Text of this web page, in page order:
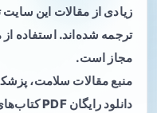
زیادی از مقالات این
ترجمه شده‌اند. استفاده
مجاز است.
منبع مقالات سلامت،
دانلود رایگان PDF کتاب‌های پزشکی.